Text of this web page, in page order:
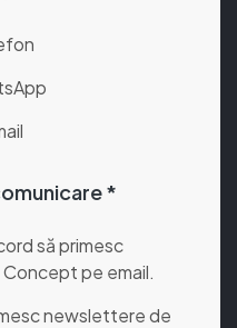
*
să primesc
pe email.
newslettere de